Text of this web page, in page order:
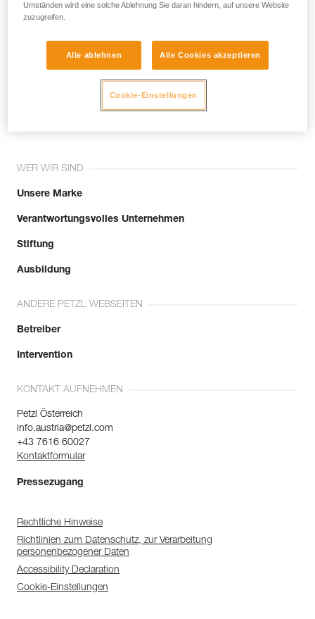
beschrieben werden.
Tritt der Community bei!
WER WIR SIND
Unsere Marke
Verantwortungsvolles Unternehmen
Stiftung
Ausbildung
ANDERE PETZL WEBSEITEN
Betreiber
Intervention
KONTAKT AUFNEHMEN
Petzl Österreich
info.austria@petzl.com
+43 7616 60027
Kontaktformular
Pressezugang
Rechtliche Hinweise
Richtlinien zum Datenschutz, zur Verarbeitung
personenbezogener Daten
Accessibility Declaration
Cookie-Einstellungen
Umständen wird eine solche Ablehnung Sie daran hindern, auf unsere Website
zuzugreifen.
Alle ablehnen Alle Cookies akzeptieren
Cookie-Einstellungen